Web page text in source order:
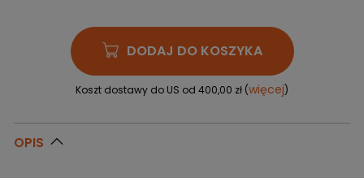
DODAJ DO KOSZYKA
Koszt dostawy do US od 400,00 zł (więcej)
OPIS